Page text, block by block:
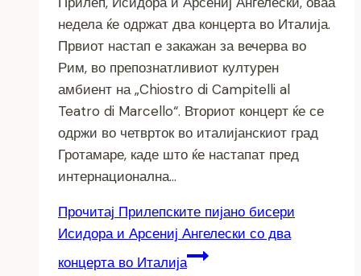
недела ќе одржат два концерта во Италија.
Првиот настап е закажан за вечерва во
Рим, во препознатливиот културен
амбиент на „Chiostro di Campitelli al
Teatro di Marcello“. Вториот концерт ќе се
одржи во четврток во италијанскиот град
Гротамаре, каде што ќе настапат пред
интернационална…
Прочитај Прилепските пијано бисери
Исидора и Арсениј Ангелески со два
концерта во Италија